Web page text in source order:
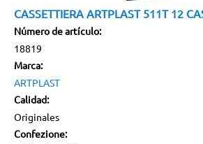
CASSETTIERA ARTPLAST 511T 12
Número de artículo:
18819
Marca:
ARTPLAST
Calidad:
Originales
Confezione: